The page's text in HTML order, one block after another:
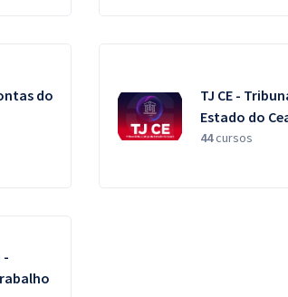
do
TJ CE -
Estado do
44cursos
-